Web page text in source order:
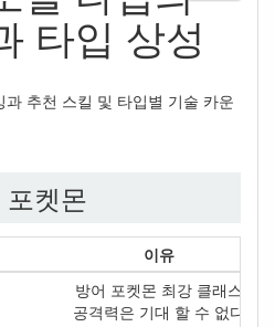
타입 상성
추천 스킬 및 타입별 기술 카운
켓몬
이유
방어 포켓몬 최강 클래스
공격력은 기대 할 수 없다